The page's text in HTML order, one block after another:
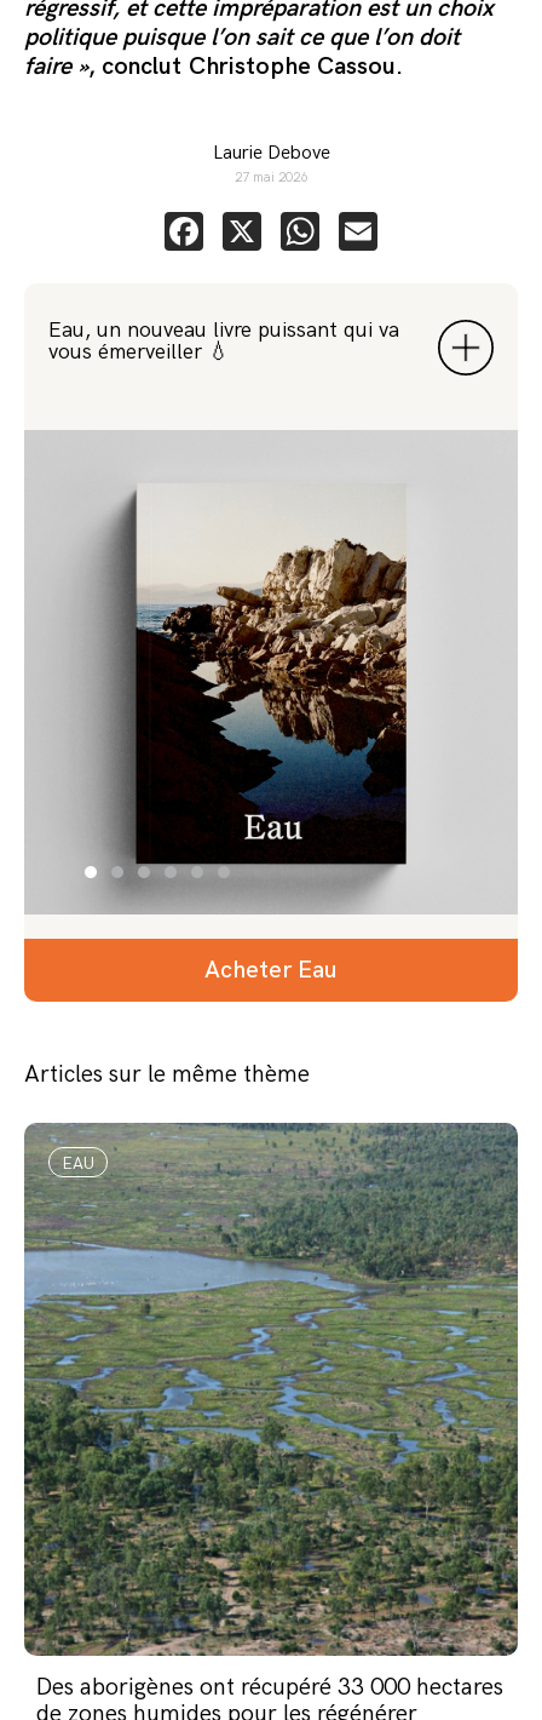
régressif, et cette impréparation est un choix
politique puisque l’on sait ce que l’on doit
faire », conclut Christophe Cassou.
Laurie Debove
27 mai 2026
Facebook
X WhatsApp
Eau, un nouveau livre puissant qui va
vous émerveiller 💧
Acheter Eau
Articles sur le même thème
EAU
Des aborigènes ont récupéré 33 000 hectares